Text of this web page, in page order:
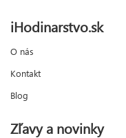
iHodinarstvo.sk
O nás
Kontakt
Blog
Zľavy a novinky